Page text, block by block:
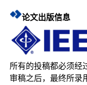
论文出版信息
所有的投稿都必须经
审稿之后，最终所录